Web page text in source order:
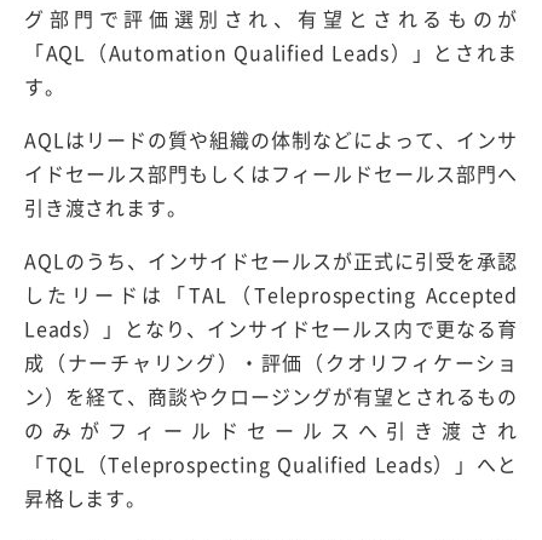
グ部門で評価選別され、有望とされるものが
「AQL（Automation Qualified Leads）」とされま
す。
AQLはリードの質や組織の体制などによって、インサ
イドセールス部門もしくはフィールドセールス部門へ
引き渡されます。
AQLのうち、インサイドセールスが正式に引受を承認
したリードは「TAL（Teleprospecting Accepted
Leads）」となり、インサイドセールス内で更なる育
成（ナーチャリング）・評価（クオリフィケーショ
ン）を経て、商談やクロージングが有望とされるもの
のみがフィールドセールスへ引き渡され
「TQL（Teleprospecting Qualified Leads）」へと
昇格します。